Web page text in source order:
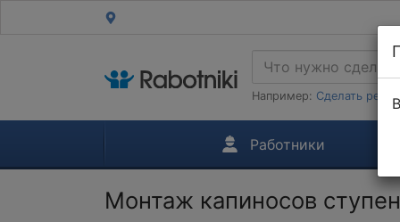
Например: Сделать
Работники
Монтаж капиносов